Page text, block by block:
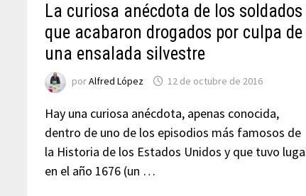
La curiosa anécdota de los soldados
que acabaron drogados por culpa de
una ensalada silvestre
porAlfred López 12 de octubre de 2016
Hay una curiosa anécdota, apenas conocida,
dentro de uno de los episodios más famosos de
la Historia de los Estados Unidos y que tuvo
en el año 1676 (un …